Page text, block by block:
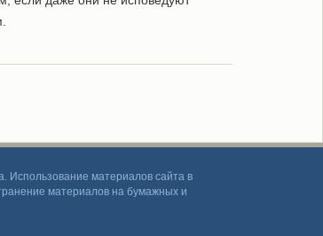
материалов сайта в
материалов на бумажных и